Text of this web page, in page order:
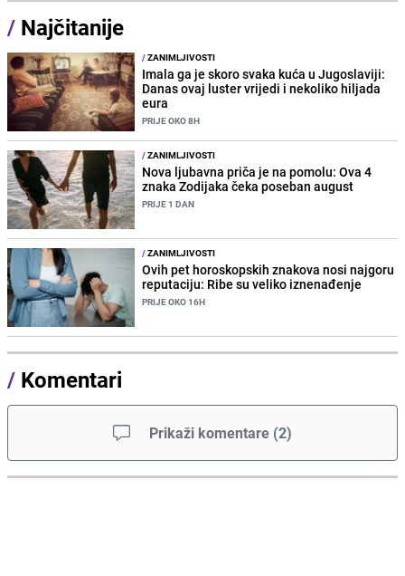
/ Najčitanije
/ZANIMLJIVOSTI
Imala ga je skoro svaka kuća u Jugoslaviji:
Danas ovaj luster vrijedi i nekoliko hiljada
eura
PRIJE OKO 8H
/ZANIMLJIVOSTI
Nova ljubavna priča je na pomolu: Ova 4
znaka Zodijaka čeka poseban august
PRIJE 1 DAN
/ZANIMLJIVOSTI
Ovih pet horoskopskih znakova nosi najgoru
reputaciju: Ribe su veliko iznenađenje
PRIJE OKO 16H
/ Komentari
Prikaži komentare (2)